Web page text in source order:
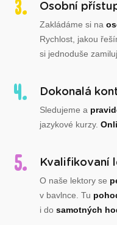
Osobní
Zakládáme si na
Rychlost, jakou
si jednoduše
Dokonalá
Sledujeme a
jazykové kurzy.
Kvalifikovaní
O naše lektory se
v bavlnce. Tu
i do samotných